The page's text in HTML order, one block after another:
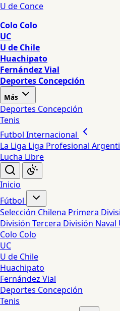
U de Conce
Colo Colo
UC
U de Chile
Huachipato
Fernández Vial
Deportes Concepción
Más
Deportes Concepción
Tenis
Futbol Internacional
La Liga Liga Profesional
Lucha Libre
Inicio
Fútbol
Selección Chilena Primera
División Tercera División Naval
Colo Colo
UC
U de Chile
Huachipato
Fernández Vial
Deportes Concepción
Tenis